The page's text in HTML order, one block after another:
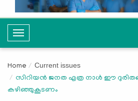
T
o
g
l
e
Home Current issues
സിറിയന്‍ ജനത എത്ര നാള്‍ ഈ
കഴിഞ്ഞുകൂടണം